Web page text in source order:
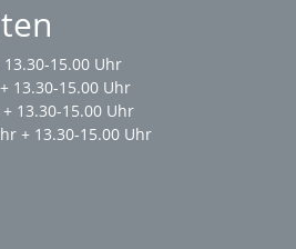
15.00 Uhr
13.30-15.00 Uhr
13.30-15.00 Uhr
+ 13.30-15.00 Uhr